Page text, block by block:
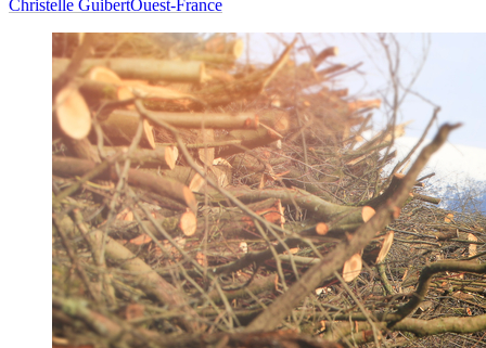
Christelle GuibertOuest-France